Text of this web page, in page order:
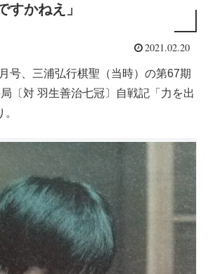
すかねえ」
2021.02.20
号、三浦弘行棋聖（当時）の第67期
〔対 羽生善治七冠〕自戦記「力を出